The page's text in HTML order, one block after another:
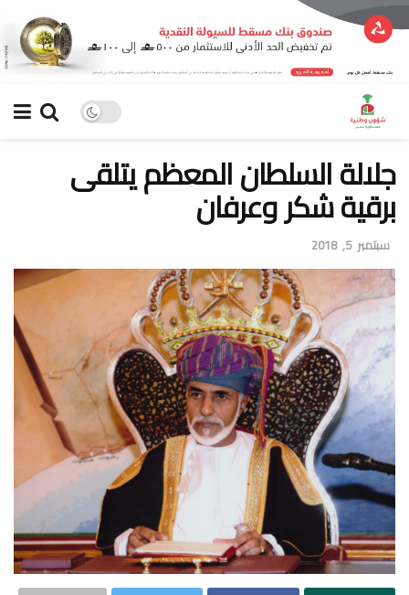
جلالة السلطان المعظم يتلقى
برقية شكر وعرفان
سبتمبر 5, 2018